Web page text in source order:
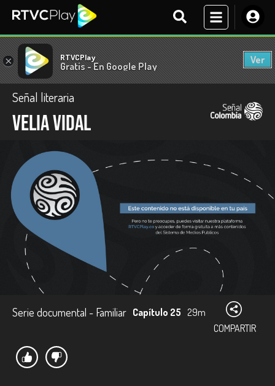
× RTVCPlay
Gratis - En Google Play
Ver
Señal literaria
Velia Vidal
Serie documental - Familiar Capítulo 25 29m
COMPARTIR